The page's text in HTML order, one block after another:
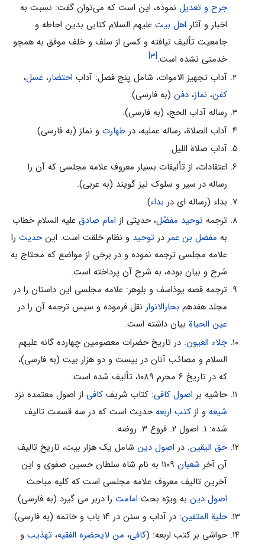
جرح و تعدیلنموده، این است که می‌توان گفت: نسبت به
اخبار و آثار اهل بیتعلیهم السلام کتابی بدین احاطه و
جامعیت تألیف نیافته و کسی از سلف و خلف موفق به همچو
خدمتی نشده است.[۳]
آداب تجهیز الاموات، شامل پنج فصل: آداب احتضار، غسل،
کفن، نماز، دفن(به فارسی).
رساله آداب الحج، (به فارسی).
آداب الصلاة، رساله عملیه، در طهارتو نماز (به فارسی).
آداب صلاة اللیل.
اعتقادات، از تألیفات بسیار معروف علامه مجلسی که آن را
رساله در سیر و سلوک نیز گویند (به عربی).
بداء (رساله ای در بداء).
ترجمه توحید مفضّل، حدیثی از امام صادقعلیه السلام خطاب
به مفضل بن عمر در توحید و نظام خلقت است. اینحدیثرا
علامه مجلسی ترجمه نموده و در برخی از مواضع که محتاج به
شرح و بیان بوده، به شرح آن پرداخته است.
ترجمه قصه یوذاسف و بلوهر: علامه مجلسی این داستان را در
مجلد هفدهم بحارالانوارنقل فرموده و سپس ترجمه آن را در
عین الحیاةبیان داشته است.
جلاء العیون: در تاریخ حضرات معصومین چهارده گانه علیهم
السلام و مصائب آنان در بیست و دو هزار بیت (به فارسی)،
که در تاریخ ۶ محرم ۱۰۸۹، تألیف شده است.
حاشیه بر اصول کافی: کتاب شریف کافیاز اصول معتمده نزد
شیعهو از کتب اربعهحدیث است که در سه قسمت تالیف
شده: ۱. اصول ۲. فروع ۳. روضه.
حق الیقین: در اصول دینشامل یک هزار بیت، تاریخ تالیف
آن آخر شعبان
۱۱۰۹ به نام شاه سلطان حسین صفوی و این
آخرین تالیف معروف علامه مجلسی است که کلیه مباحث
اصول دینبه ویژه بحث امامترا دربر می گیرد (به فارسی).
حلیة المتقین: در آداب و سنن در ۱۴ باب و خاتمه (به فارسی).
حواشی بر کتب اربعه: (کافی، من لایحضره الفقیه، تهذیبو